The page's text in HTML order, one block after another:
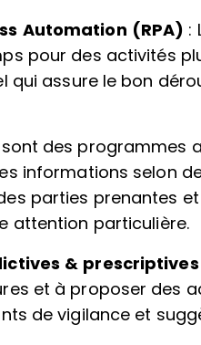
Automation (RPA) :
pour des activités
qui assure le bon
des programmes
informations selon
parties prenantes
attention particulière.
& prescriptives
et à proposer des
de vigilance et